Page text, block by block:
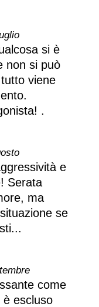
si è
non si può
viene
.
e
Serata
ma
se
come
escluso